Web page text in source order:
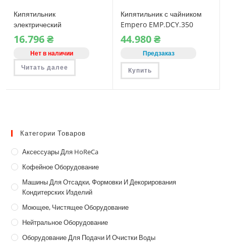
Кипятильник
электрический
(глинтвейница,
водонагреватель) Lors
16.796₴
Нет в наличии
Читать далее
Кипятильник с чайником
Empero EMP.DCY.350
44.980₴
Предзаказ
Купить
Категории Товаров
Аксессуары Для HoReCa
Кофейное Оборудование
Машины Для Отсадки, Формовки И Декорирования
Кондитерских Изделий
Моющее, Чистящее Оборудование
Нейтральное Оборудование
Оборудование Для Подачи И Очистки Воды